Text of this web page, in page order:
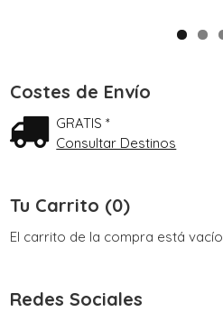
Costes de Envío
GRATIS *
Consultar Destinos
Tu Carrito (0)
El carrito de la compra está vacío
Redes Sociales